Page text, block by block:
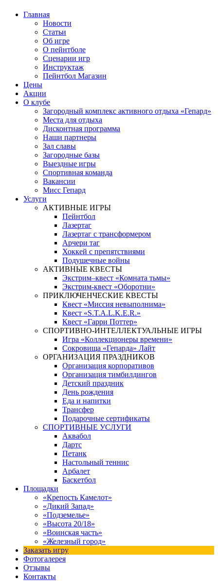
Главная
Новости
Статьи
Об игре
О пейнтболе
Сценарии игр
Инструктаж
Пейнтбол Магазин
Цены
Акции
О клубе
Загородный комплекс активного отдыха «Гепард»
Места для отдыха
Дисконтная программа
Наши партнеры
Зал славы
Загородные базы
Выездные игры
Спортивная команда
Вакансии
Мисс Гепард
Услуги
АКТИВНЫЕ ИГРЫ
Пейнтбол
Лазертаг
Лазертаг с трансформером
Арчери таг
Хоккей с препятствиями
Подушечные войны
АКТИВНЫЕ КВЕСТЫ
Экстрим–квест «Комната тьмы»
Экстрим-квест «Оборотни»
ПРИКЛЮЧЕНЧЕСКИЕ КВЕСТЫ
Квест «Миссия невыполнима»
Квест «S.T.A.L.K.E.R.»
Квест «Гарри Поттер»
СПОРТИВНО-ИНТЕЛЛЕКТУАЛЬНЫЕ ИГРЫ
Игра «Коллекционеры времени»
Сокровища «Гепарда» Лайт
ОРГАНИЗАЦИЯ ПРАЗДНИКОВ
Организация корпоративов
Организация тимбилдингов
Детский праздник
День рождения
Еда и напитки
Трансфер
Подарочные сертификаты
СПОРТИВНЫЕ УСЛУГИ
Аквабол
Дартс
Петанк
Настольный теннис
Арбалет
Баскетбол
Площадки
«Крепость Камелот»
«Дикий Запад»
«Подземелье»
«Высота 20/18»
«Воинская часть»
«Железный город»
Заказать игру
Фотогалерея
Отзывы
Контакты